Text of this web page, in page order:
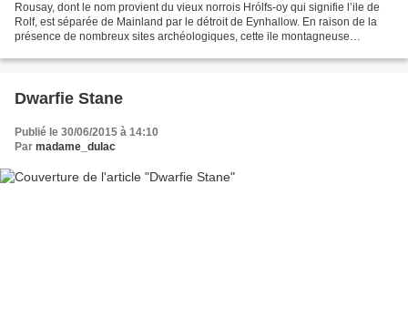
Rousay, dont le nom provient du vieux norrois Hrólfs-oy qui signifie l’ile de
Rolf, est séparée de Mainland par le détroit de Eynhallow. En raison de la
présence de nombreux sites archéologiques, cette ile montagneuse
Dwarfie Stane
Publié le 30/06/2015 à 14:10
Par madame_dulac